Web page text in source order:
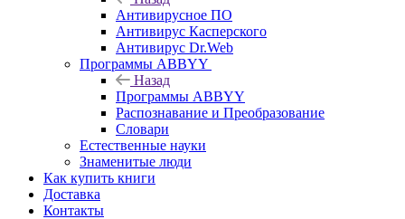
Антивирусное ПО
Антивирус Касперского
Антивирус Dr.Web
Программы ABBYY
Назад
Программы ABBYY
Распознавание и Преобразование
Словари
Естественные науки
Знаменитые люди
Как купить книги
Доставка
Контакты